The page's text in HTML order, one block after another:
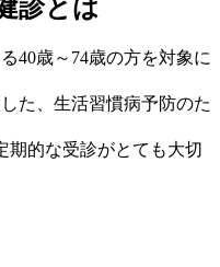
40歳～74歳の方を対象に
た、生活習慣病予防のた
期的な受診がとても大切